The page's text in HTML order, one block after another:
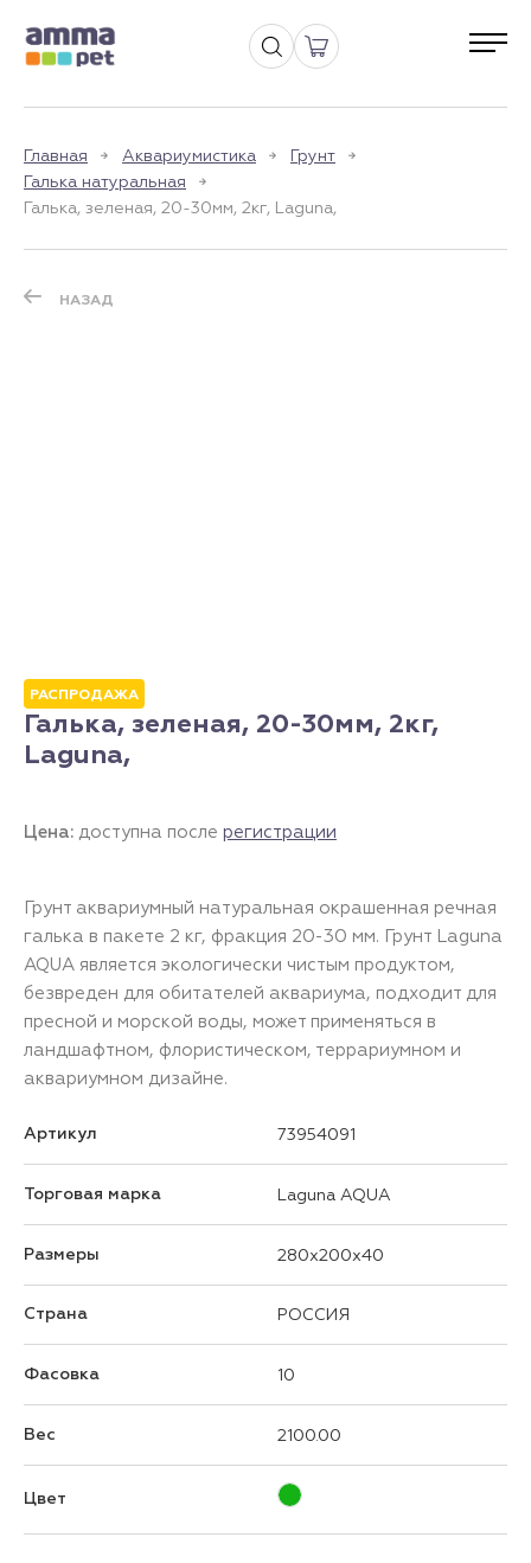
Главная Аквариумистика
Грунт
Галька натуральная
Галька, зеленая, 20-30мм, 2кг, Laguna,
НАЗАД
РАСПРОДАЖА
Галька, зеленая, 20-30мм, 2кг,
Laguna,
Цена: доступна после регистрации
Грунт аквариумный натуральная окрашенная речная
галька в пакете 2 кг, фракция 20-30 мм. Грунт Laguna
AQUA является экологически чистым продуктом,
безвреден для обитателей аквариума, подходит для
пресной и морской воды, может применяться в
ландшафтном, флористическом, террариумном и
аквариумном дизайне.
Артикул 73954091
Торговая марка Laguna AQUA
Размеры 280x200x40
Страна РОССИЯ
Фасовка 10
Вес 2100.00
Цвет